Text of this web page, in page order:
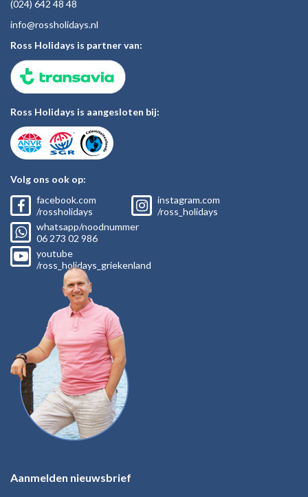
(024) 642 48 48
info@rossholidays.nl
Ross Holidays is partner van:
Ross Holidays is aangesloten bij:
Volg ons ook op:
facebook.com
/rossholidays
instagram.com
/ross_holidays
whatsapp/noodnummer
06 273 02 986
youtube
/ross_holidays_griekenland
Aanmelden nieuwsbrief